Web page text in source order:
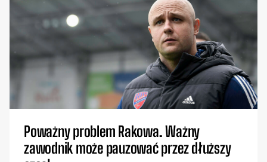
Poważny problem Rakowa. Ważny
zawodnik może pauzować przez dłuższy